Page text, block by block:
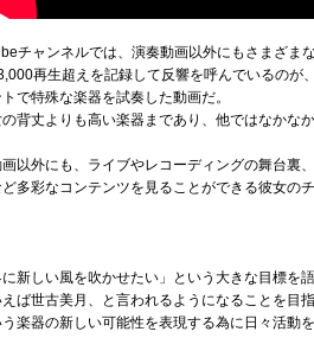
チャンネルでは、演奏動画以外にもさまざま
再生超えを記録して反響を呼んでいるのが
で特殊な楽器を試奏した動画だ。
背丈よりも高い楽器まであり、他ではなかな
以外にも、ライブやレコーディングの舞台裏
多彩なコンテンツを見ることができる彼女の
に新しい風を吹かせたい」という大きな目標を
ば世古美月、と言われるようになることを目指
楽器の新しい可能性を表現する為に日々活動